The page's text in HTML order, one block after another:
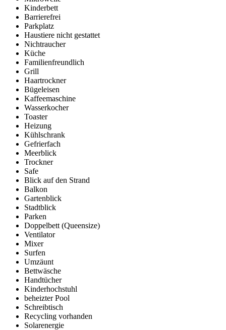
Kinderbett
Barrierefrei
Parkplatz
Haustiere nicht gestattet
Nichtraucher
Küche
Familienfreundlich
Grill
Haartrockner
Bügeleisen
Kaffeemaschine
Wasserkocher
Toaster
Heizung
Kühlschrank
Gefrierfach
Meerblick
Trockner
Safe
Blick auf den Strand
Balkon
Gartenblick
Stadtblick
Parken
Doppelbett (Queensize)
Ventilator
Mixer
Surfen
Umzäunt
Bettwäsche
Handtücher
Kinderhochstuhl
beheizter Pool
Schreibtisch
Recycling vorhanden
Solarenergie